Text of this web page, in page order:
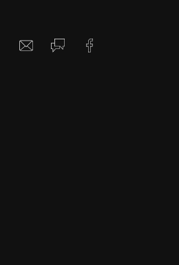
für Freunde und Familie.